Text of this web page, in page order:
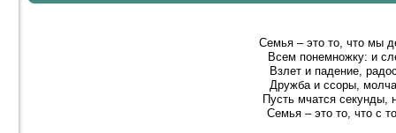
Семья – это то, что мы
Всем понемножку: и
Взлет и падение,
Дружба и ссоры,
Пусть мчатся секунды,
Семья – это то, что с